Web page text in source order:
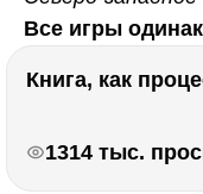
Все игры
1314 тыс.